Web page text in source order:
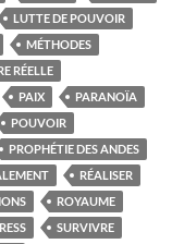
LUTTE DE POUVOIR
MÉTHODES
RÉELLE
PAIX
PARANOÏA
POUVOIR
PROPHÉTIE DES ANDES
RÉALISER
ROYAUME
SURVIVRE